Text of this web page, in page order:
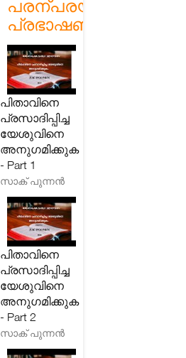
പരന്പരയിലെ
പ്രഭാഷണങ്ങൾ
പിതാവിനെ
പ്രസാദിപ്പിച്ച
യേശുവിനെ
അനുഗമിക്കുക
- Part 1
സാക് പുന്നൻ
പിതാവിനെ
പ്രസാദിപ്പിച്ച
യേശുവിനെ
അനുഗമിക്കുക
- Part 2
സാക് പുന്നൻ